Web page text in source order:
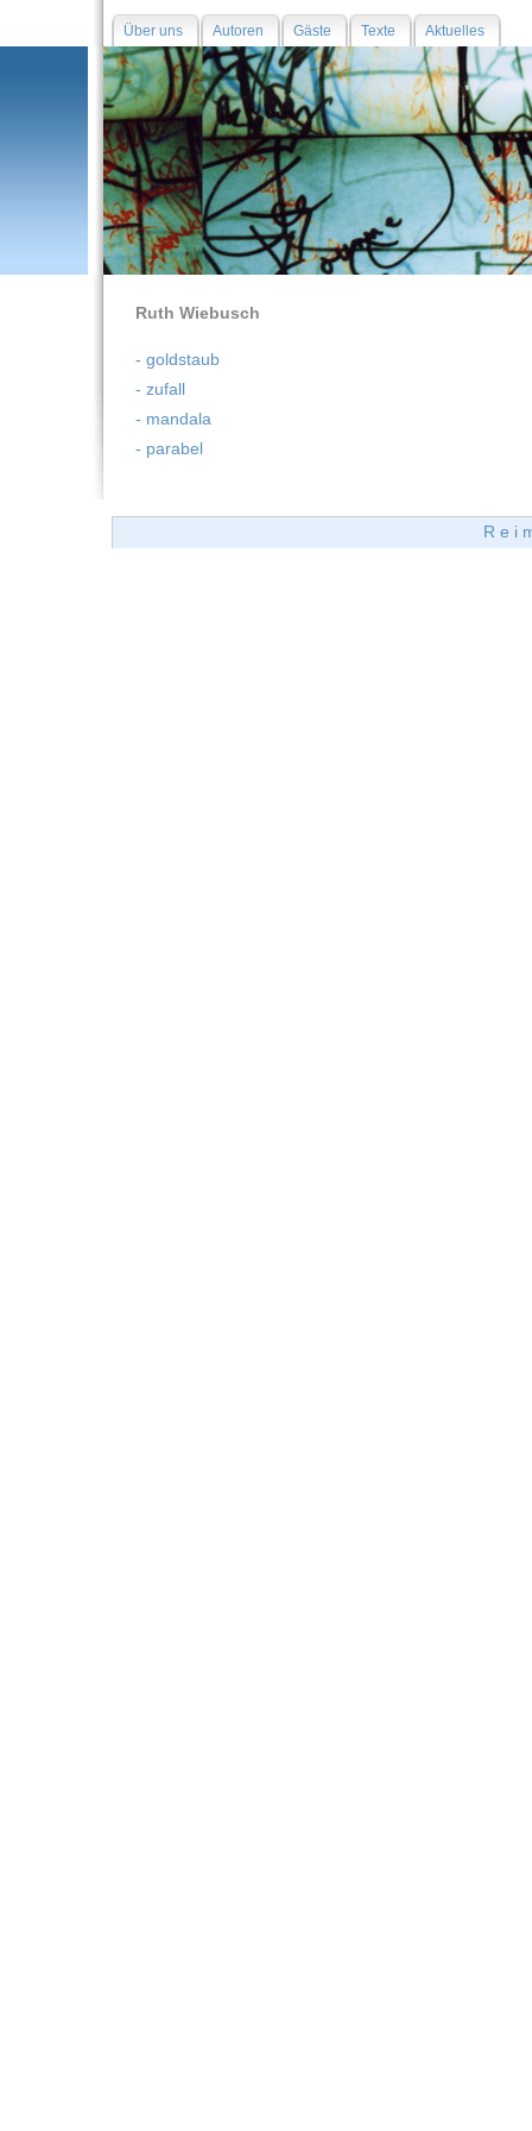
Über uns Autoren Gäste Texte Aktuelles
Ruth Wiebusch
- goldstaub
- zufall
- mandala
- parabel
R e i